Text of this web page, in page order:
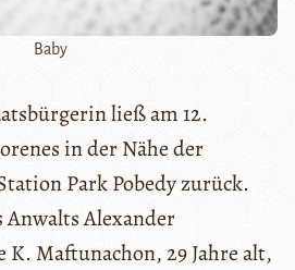
Baby
ließ am 12.
in der Nähe der
Park Pobedy zurück.
Anwalts Alexander
K. Maftunachon, 29 Jahre alt,